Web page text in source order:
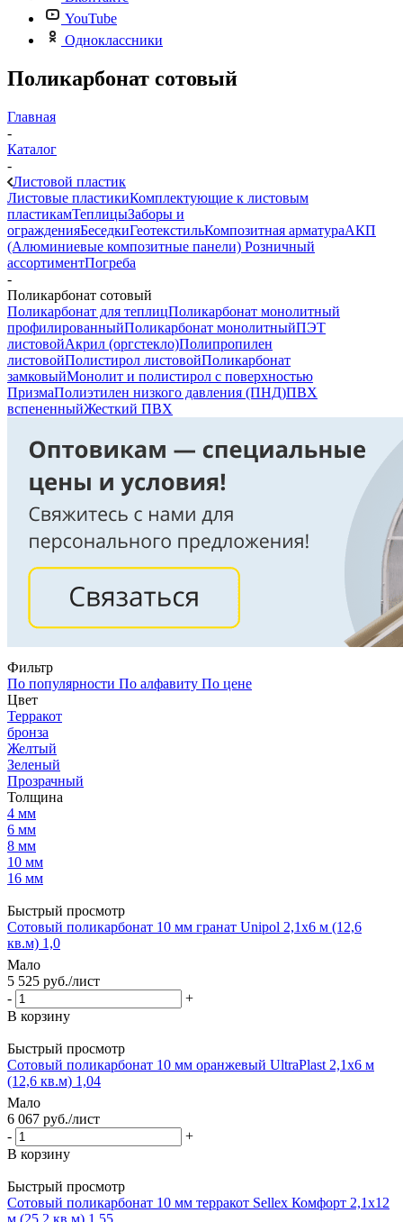
YouTube
Одноклассники
Поликарбонат сотовый
Главная
-
Каталог
-
Листовой пластик
Листовые пластикиКомплектующие к листовым
пластикамТеплицыЗаборы и
огражденияБеседкиГеотекстильКомпозитная арматураАКП
(Алюминиевые композитные панели) Розничный
ассортиментПогреба
-
Поликарбонат сотовый
Поликарбонат для теплицПоликарбонат монолитный
профилированныйПоликарбонат монолитныйПЭТ
листовойАкрил (оргстекло)Полипропилен
листовойПолистирол листовойПоликарбонат
замковыйМонолит и полистирол с поверхностью
ПризмаПолиэтилен низкого давления (ПНД)ПВХ
вспененныйЖесткий ПВХ
Фильтр
По популярности По алфавиту По цене
Цвет
Терракот
бронза
Желтый
Зеленый
Прозрачный
Толщина
4 мм
6 мм
8 мм
10 мм
16 мм
Быстрый просмотр
Сотовый поликарбонат 10 мм гранат Unipol 2,1х6 м (12,6
кв.м) 1,0
Мало
5 525 руб./лист
-
+
В корзину
Быстрый просмотр
Сотовый поликарбонат 10 мм оранжевый UltraPlast 2,1х6 м
(12,6 кв.м) 1,04
Мало
6 067 руб./лист
-
+
В корзину
Быстрый просмотр
Сотовый поликарбонат 10 мм терракот Sellex Комфорт 2,1х12
м (25,2 кв.м) 1,55